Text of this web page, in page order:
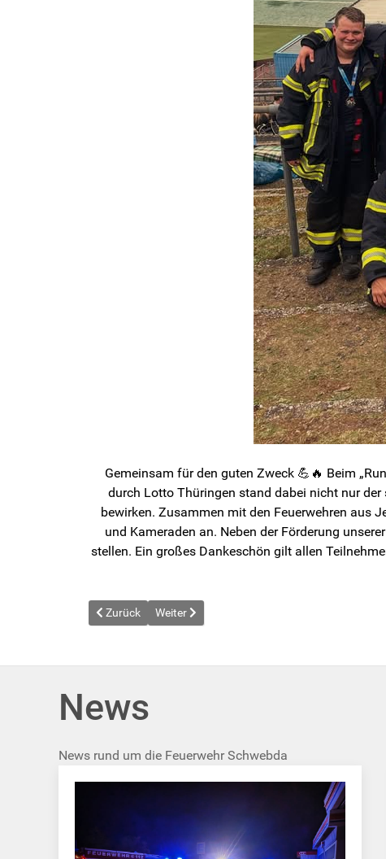
Gemeinsam für den guten Zweck 💪🔥 Beim
durch Lotto Thüringen stand dabei nicht nur der
bewirken. Zusammen mit den Feuerwehren aus
und Kameraden an. Neben der Förderung
stellen. Ein großes Dankeschön gilt allen
Vorheriger Beitrag: News vom 2026-04-18
Zurück Nächster Beitrag: News vom 2026-05-09
Weiter
News
News rund um die Feuerwehr Schwebda